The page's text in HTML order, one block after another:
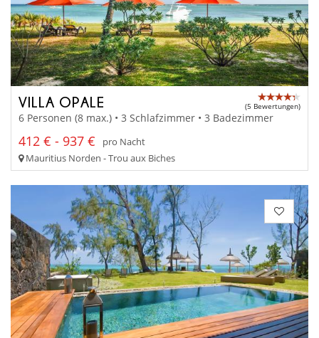
VILLA OPALE (5 Bewertungen)
6 Personen (8 max.) • 3 Schlafzimmer • 3 Badezimmer
412 € - 937 €
pro Nacht
Mauritius Norden - Trou aux Biches